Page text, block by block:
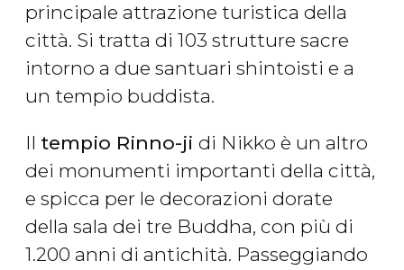
principale attrazione turistica della
città. Si tratta di 103 strutture sacre
intorno a due santuari shintoisti e a
un tempio buddista.
Il tempio Rinno-ji di Nikko è un altro
dei monumenti importanti della città,
e spicca per le decorazioni dorate
della sala dei tre Buddha, con più di
1.200 anni di antichità. Passeggiando